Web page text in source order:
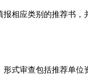
相应类别的推荐书，
审查包括推荐单位